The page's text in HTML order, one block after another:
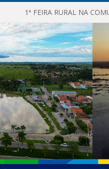
1ª FEIRA RURAL NA